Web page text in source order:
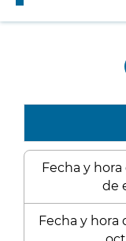
Fecha y
de
Fecha y hora